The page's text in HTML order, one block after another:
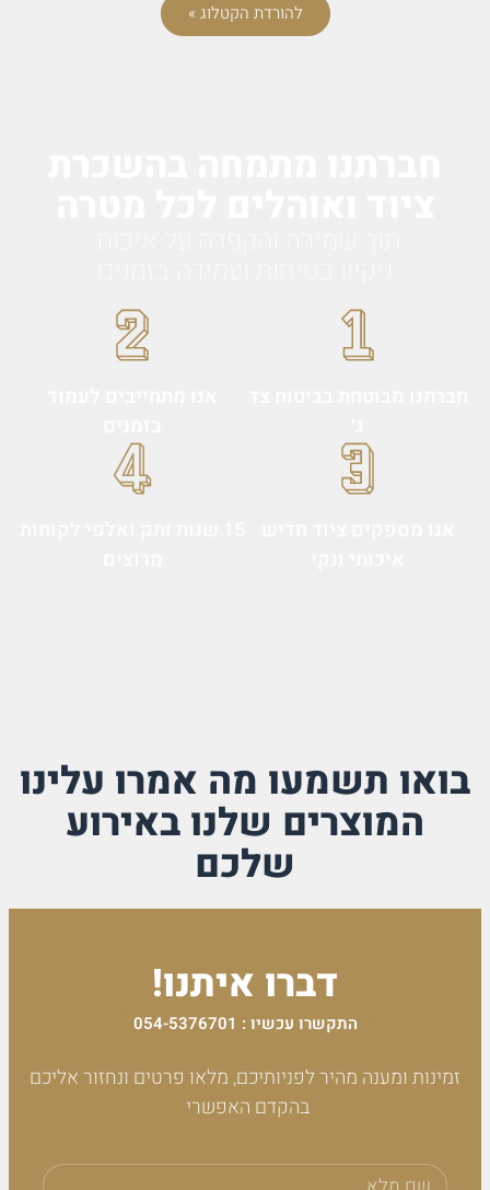
להורדת הקטלוג »
בואו תשמעו מה אמרו עלינו
המוצרים שלנו באירוע
שלכם
דברו איתנו!
התקשרו עכשיו : 054-5376701
זמינות ומענה מהיר לפניותיכם, מלאו פרטים ונחזור אליכם
בהקדם האפשרי